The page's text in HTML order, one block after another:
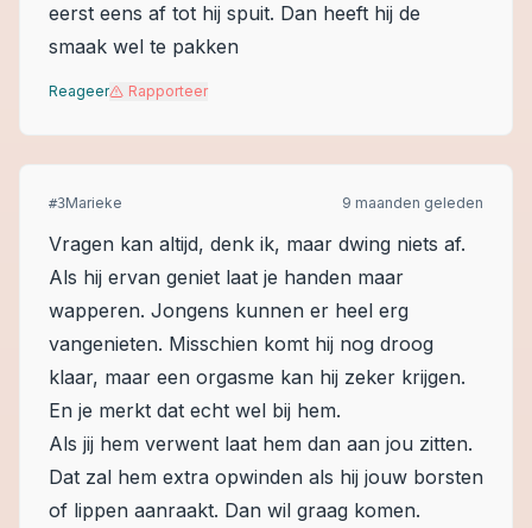
eerst eens af tot hij spuit. Dan heeft hij de
smaak wel te pakken
Reageer Rapporteer
#3Marieke 9 maanden geleden
Vragen kan altijd, denk ik, maar dwing niets af.
Als hij ervan geniet laat je handen maar
wapperen. Jongens kunnen er heel erg
vangenieten. Misschien komt hij nog droog
klaar, maar een orgasme kan hij zeker krijgen.
En je merkt dat echt wel bij hem.
Als jij hem verwent laat hem dan aan jou zitten.
Dat zal hem extra opwinden als hij jouw borsten
of lippen aanraakt. Dan wil graag komen.